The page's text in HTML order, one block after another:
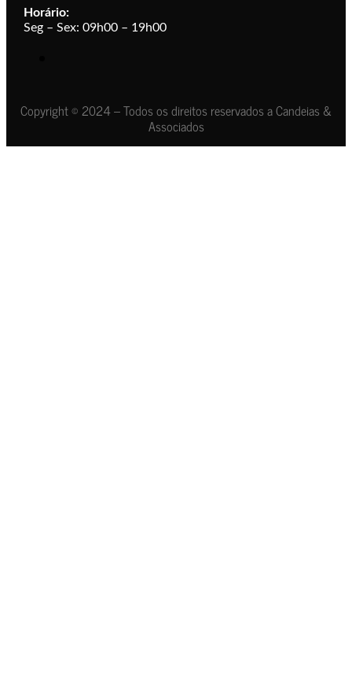
Horário:
Seg – Sex: 09h00 – 19h00
Copyright © 2024 – Todos os direitos reservados a Candeias &
Associados